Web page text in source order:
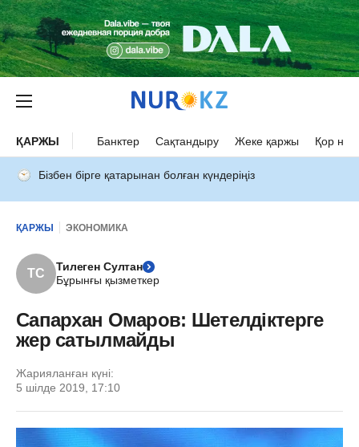
ҚАРЖЫ Банктер Сақтандыру Жеке қаржы Қор
Бізбен бірге қатарынан болған күндеріңіз
ҚАРЖЫ ЭКОНОМИКА
ТС
Тилеген Султан
Бұрынғы қызметкер
Сапархан Омаров: Шетелдіктерге
жер сатылмайды
Жарияланған күні:
5 шілде 2019, 17:10